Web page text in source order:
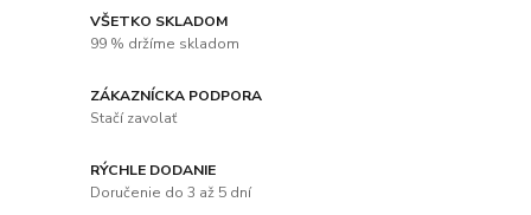
VŠETKO SKLADOM
99 % držíme skladom
ZÁKAZNÍCKA PODPORA
Stačí zavolať
RÝCHLE DODANIE
Doručenie do 3 až 5 dní